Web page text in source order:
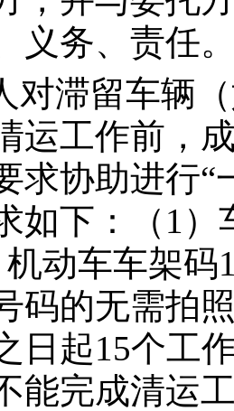
义务、责任
对滞留车辆
运工作前，
求协助进行“
如下：（ 1）
动车车架
码的无需拍
日起15个工
能完成清运